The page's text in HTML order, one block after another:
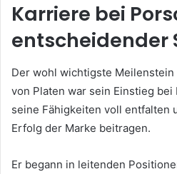
Karriere bei
entscheidender
Der wohl wichtigste
von Platen war sein Einstieg
seine Fähigkeiten voll entfalten
Erfolg der Marke beitragen.
Er begann in leitenden